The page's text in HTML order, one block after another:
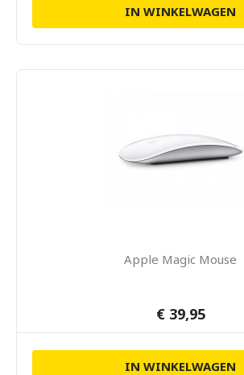
IN WINKELWAGEN
Apple Magic Mouse
€ 39,95
IN WINKELWAGEN